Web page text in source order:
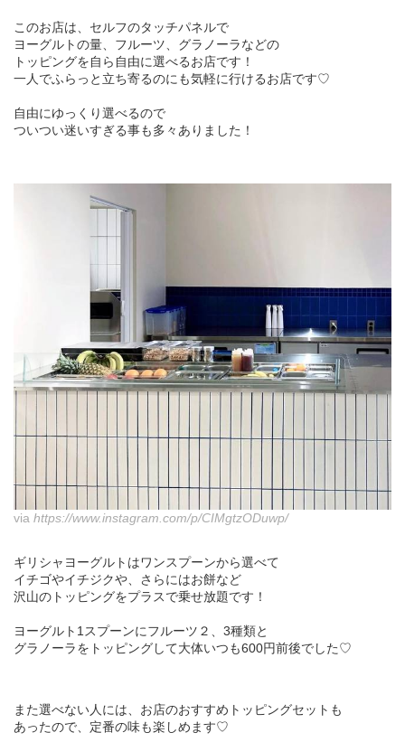
このお店は、セルフのタッチパネルで
ヨーグルトの量、フルーツ、グラノーラなどの
トッピングを自ら自由に選べるお店です！
一人でふらっと立ち寄るのにも気軽に行けるお店です♡
自由にゆっくり選べるので
ついつい迷いすぎる事も多々ありました！
via https://www.instagram.com/p/CIMgtzODuwp/
ギリシャヨーグルトはワンスプーンから選べて
イチゴやイチジクや、さらにはお餅など
沢山のトッピングをプラスで乗せ放題です！
ヨーグルト1スプーンにフルーツ２、3種類と
グラノーラをトッピングして大体いつも600円前後でした♡
また選べない人には、お店のおすすめトッピングセットも
あったので、定番の味も楽しめます♡